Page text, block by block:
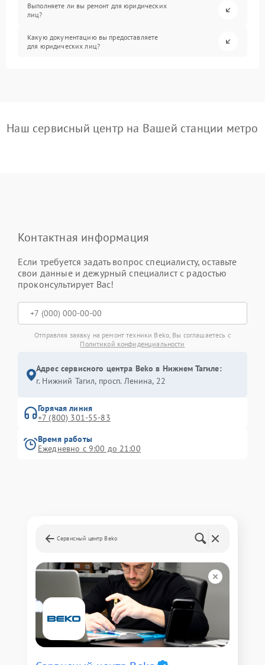
Выполняете ли вы ремонт для юридических
лиц?
Какую документацию вы предоставляете
для юридических лиц?
Наш сервисный центр на Вашей станции метро
Контактная информация
Если требуется задать вопрос специалисту, оставьте
свои данные и дежурный специалист с радостью
проконсультирует Вас!
Отправляя заявку на ремонт техники Beko, Вы соглашаетесь с
Политикой конфиденциальности
Адрес сервисного центра Beko в Нижнем Тагиле:
г. Нижний Тагил, просп. Ленина, 22
Горячая линия
+7 (800) 301-55-83
Время работы
Ежедневно с 9:00 до 21:00
Сервисный центр Beko